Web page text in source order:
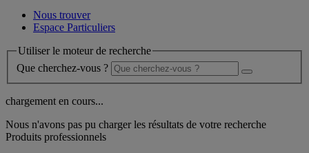
Nous trouver
Espace Particuliers
Utiliser le moteur de recherche
Que cherchez-vous ?
chargement en cours...
Nous n'avons pas pu charger les résultats de votre recherche
Produits professionnels